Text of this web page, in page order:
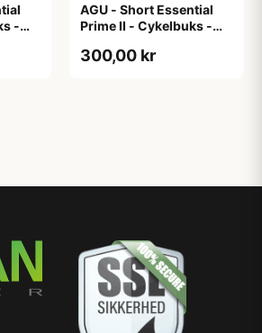
-
AGU - Short Essential
Prime II - Cykelbuks -
300,00 kr